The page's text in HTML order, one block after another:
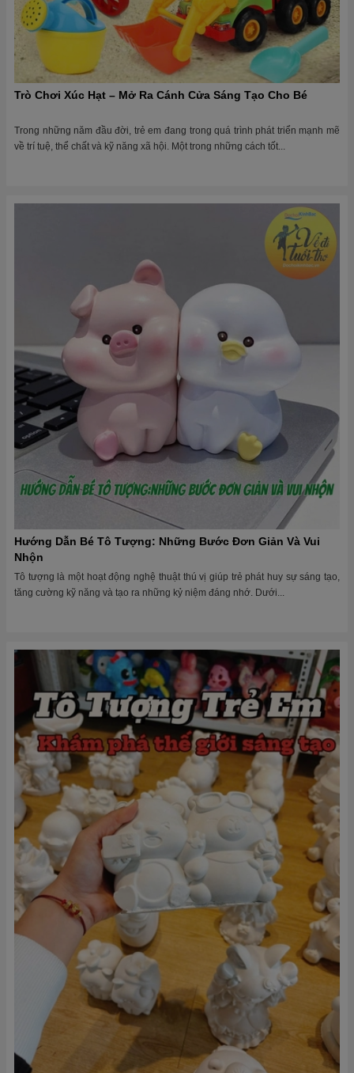
Trò Chơi Xúc Hạt – Mở Ra Cánh Cửa Sáng Tạo Cho Bé
Trong những năm đầu đời, trẻ em đang trong quá trình phát triển mạnh mẽ
về trí tuệ, thể chất và kỹ năng xã hội. Một trong những cách tốt...
Hướng Dẫn Bé Tô Tượng: Những Bước Đơn Giản Và Vui
Nhộn
Tô tượng là một hoạt động nghệ thuật thú vị giúp trẻ phát huy sự sáng tạo,
tăng cường kỹ năng và tạo ra những kỷ niệm đáng nhớ. Dưới...